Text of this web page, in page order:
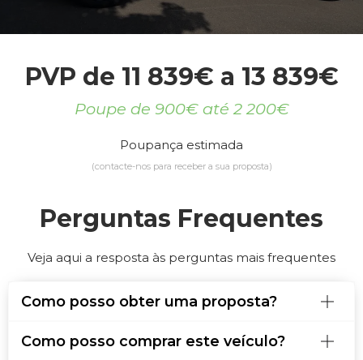
PVP de 11 839€ a 13 839€
Poupe de 900€ até 2 200€
Poupança estimada
(contacte-nos para receber a sua proposta)
Perguntas Frequentes
Veja aqui a resposta às perguntas mais frequentes
Como posso obter uma proposta?
Como posso comprar este veículo?